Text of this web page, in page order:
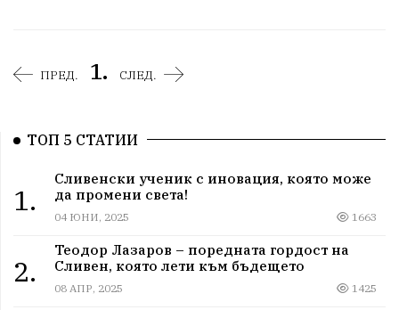
ПРЕД. 1. СЛЕД.
ТОП 5 СТАТИИ
1.
Сливенски ученик с иновация, която може
да промени света!
04 ЮНИ, 2025 1663
2.
Теодор Лазаров – поредната гордост на
Сливен, която лети към бъдещето
08 АПР, 2025 1425